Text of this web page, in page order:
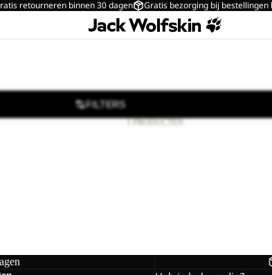
retourneren binnen 30 dagen Gratis bezorging bij bestellingen
FILTERS
1 PRODUCTEN